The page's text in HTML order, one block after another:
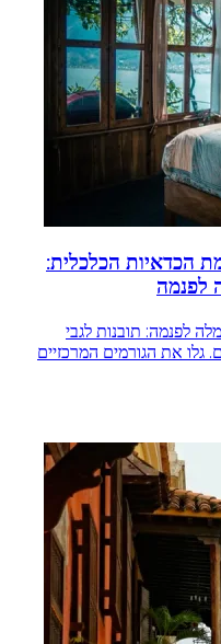
ברמת הכדאיות הכלכלית:
לפנמה
לפנמה: תובנות לגבי
גלו את הגורמים המרכזיים